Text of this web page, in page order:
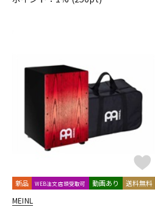
新品 WEB注文店頭受取可 動画あり 送料無料
MEINL